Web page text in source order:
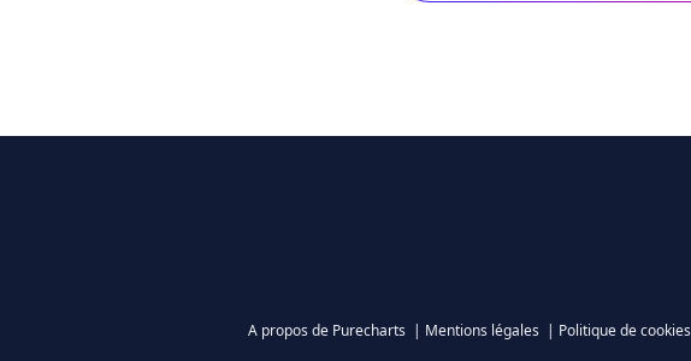
A propos de Purecharts | Mentions légales | Politique de cookies